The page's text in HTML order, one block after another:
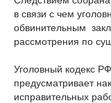
в связи с чем
обвинительным
рассмотрения по
Уголовный кодекс
предусматривает
исправительных